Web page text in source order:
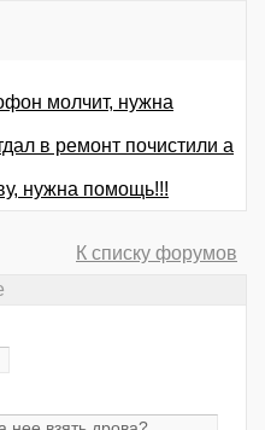
молчит, нужна
в ремонт почистили а
нужна помощь!!!
К списку форумов